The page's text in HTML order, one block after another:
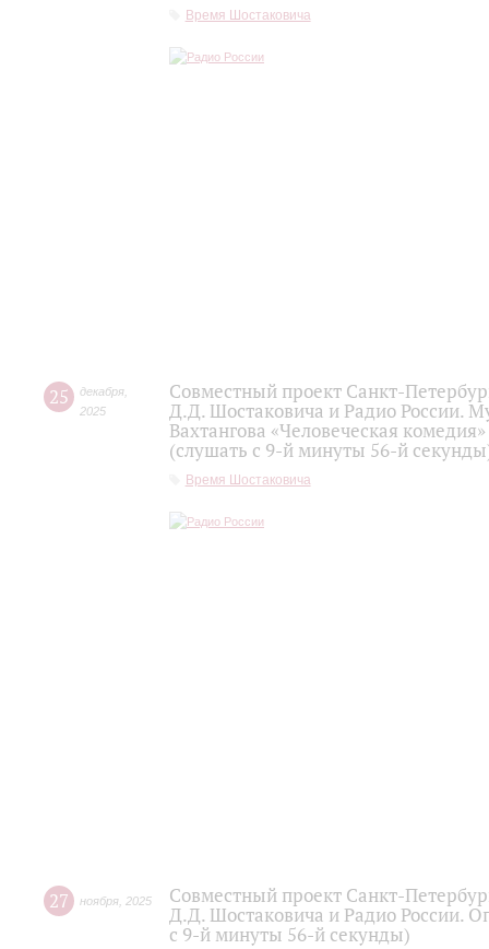
Время Шостаковича
25 декабря
2025
Совместный проект Санкт-
Д.Д. Шостаковича и Радио России.
Вахтангова «Человеческая
(слушать с 9-й минуты 56-й
Время Шостаковича
27 ноября 2025
Совместный проект Санкт-
Д.Д. Шостаковича и Радио России.
с 9-й минуты 56-й секунды)